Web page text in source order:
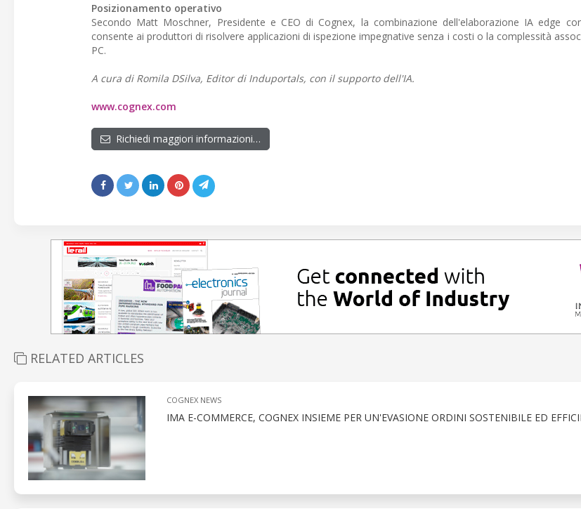
Posizionamento operativo
Secondo Matt Moschner, Presidente e CEO di Cognex, la combinazione dell'elaborazione IA edge
consente ai produttori di risolvere applicazioni di ispezione impegnative senza i costi o la complessità
PC.
A cura di Romila DSilva, Editor di Induportals, con il supporto dell'IA.
www.cognex.com
Richiedi maggiori informazioni…
RELATED ARTICLES
COGNEX NEWS
IMA E-COMMERCE, COGNEX INSIEME PER UN'EVASIONE ORDINI SOSTENIBILE ED